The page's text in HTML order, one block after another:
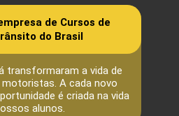
de Cursos de
do Brasil
transformaram a vida de
motoristas. A cada novo
é criada na vida
alunos.